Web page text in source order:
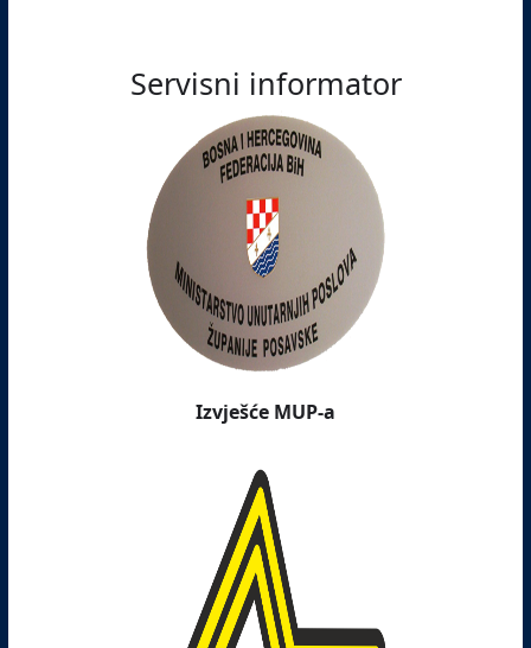
Servisni informator
Izvješće MUP-a